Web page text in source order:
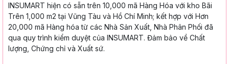
INSUMART hiện có sẵn trên 10,000 mã Hàng Hóa với kho Bãi
Trên 1,000 m2 tại Vũng Tàu và Hồ Chí Minh; kết hợp với Hơn
20,000 mã Hàng hóa từ các Nhà Sản Xuất, Nhà Phân Phối đã
qua quy trình kiểm duyệt của INSUMART. Đảm bảo về Chất
lượng, Chứng chỉ và Xuất sứ.